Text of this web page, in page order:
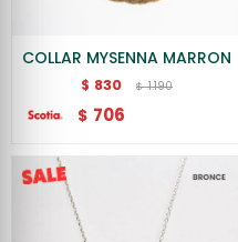
COLLAR MYSENNA MARRON
$ 830 $ 1.190
$ 706